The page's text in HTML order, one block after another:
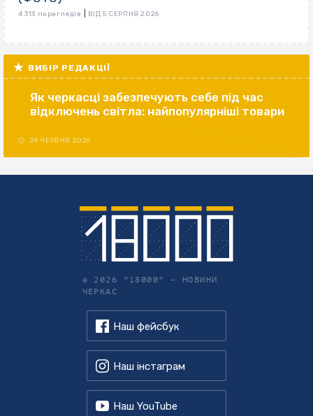
4 313 переглядів ВІД 5 СЕРПНЯ 2026
ВИБІР РЕДАКЦІЇ
Як черкасці забезпечують себе під час
відключень світла: найпопулярніші товари
29 ЧЕРВНЯ 2026
© 2026 "18000" – НОВИНИ
ЧЕРКАС
Наш фейсбук
Наш інстаграм
Наш YouTube